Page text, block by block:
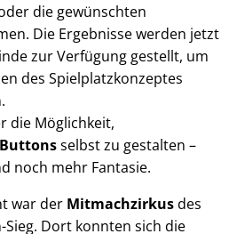
die gewünschten
Die Ergebnisse werden jetzt
zur Verfügung gestellt, um
des Spielplatzkonzeptes
die Möglichkeit,
Buttonsselbst zu gestalten –
noch mehr Fantasie.
war der Mitmachzirkusdes
Sieg. Dort konnten sich die